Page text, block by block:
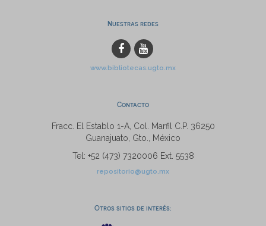
Nuestras redes
www.bibliotecas.ugto.mx
Contacto
Fracc. El Establo 1-A, Col. Marfil C.P. 36250
Guanajuato, Gto., México
Tel: +52 (473) 7320006 Ext. 5538
repositorio@ugto.mx
Otros sitios de interés: